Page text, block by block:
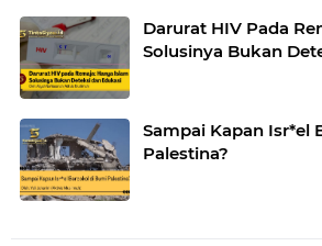
Darurat HIV Pada
Solusinya Bukan
Sampai Kapan Isr*el
Palestina?